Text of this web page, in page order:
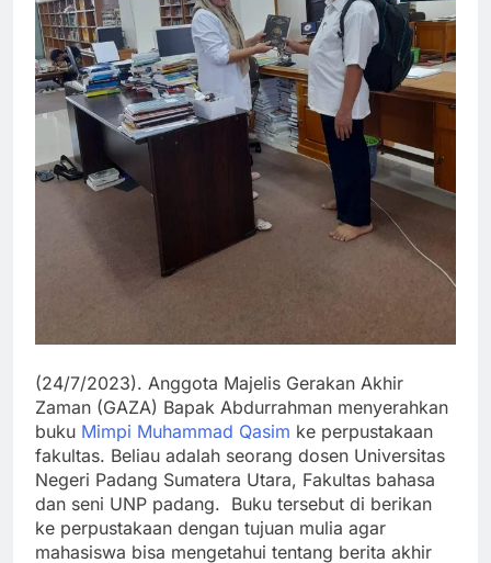
(24/7/2023). Anggota Majelis Gerakan Akhir
Zaman (GAZA) Bapak Abdurrahman menyerahkan
buku Mimpi Muhammad Qasim ke perpustakaan
fakultas. Beliau adalah seorang dosen Universitas
Negeri Padang Sumatera Utara, Fakultas bahasa
dan seni UNP padang. Buku tersebut di berikan
ke perpustakaan dengan tujuan mulia agar
mahasiswa bisa mengetahui tentang berita akhir